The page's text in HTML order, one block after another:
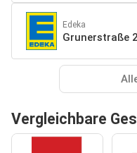
Edeka
Grunerstraße
Vergleichbare